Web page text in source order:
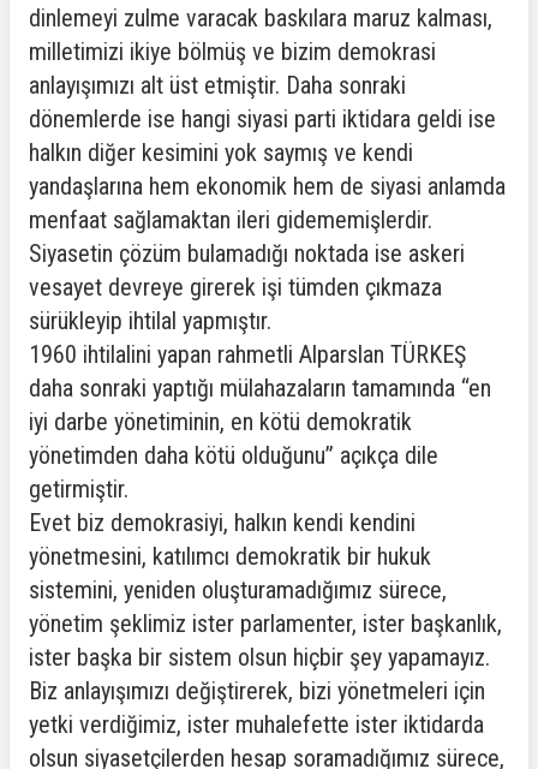
dinlemeyi zulme varacak baskılara maruz kalması,
milletimizi ikiye bölmüş ve bizim demokrasi
anlayışımızı alt üst etmiştir. Daha sonraki
dönemlerde ise hangi siyasi parti iktidara geldi ise
halkın diğer kesimini yok saymış ve kendi
yandaşlarına hem ekonomik hem de siyasi anlamda
menfaat sağlamaktan ileri gidememişlerdir.
Siyasetin çözüm bulamadığı noktada ise askeri
vesayet devreye girerek işi tümden çıkmaza
sürükleyip ihtilal yapmıştır.
1960 ihtilalini yapan rahmetli Alparslan TÜRKEŞ
daha sonraki yaptığı mülahazaların tamamında “en
iyi darbe yönetiminin, en kötü demokratik
yönetimden daha kötü olduğunu” açıkça dile
getirmiştir.
Evet biz demokrasiyi, halkın kendi kendini
yönetmesini, katılımcı demokratik bir hukuk
sistemini, yeniden oluşturamadığımız sürece,
yönetim şeklimiz ister parlamenter, ister başkanlık,
ister başka bir sistem olsun hiçbir şey yapamayız.
Biz anlayışımızı değiştirerek, bizi yönetmeleri için
yetki verdiğimiz, ister muhalefette ister iktidarda
olsun siyasetçilerden hesap soramadığımız sürece,